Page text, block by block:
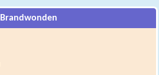
Brandwonden